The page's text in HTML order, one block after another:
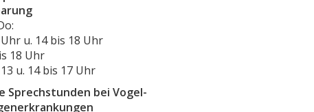
u. 14 bis 18 Uhr
18 Uhr
u. 14 bis 17 Uhr
Sprechstunden bei Vogel-